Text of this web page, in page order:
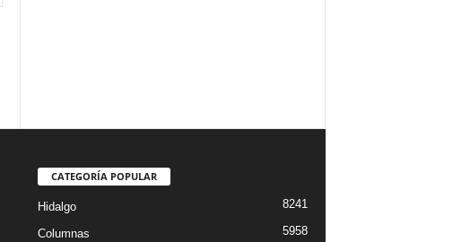
CATEGORÍA POPULAR
Hidalgo 8241
Columnas 5958